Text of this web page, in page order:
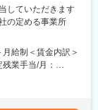
、長期就業しやす
ましては、「別の
る」「プロジェク
サービスを行う訪
していただきます
の定める事業所
給制＜賃金内訳＞
業手当/月：